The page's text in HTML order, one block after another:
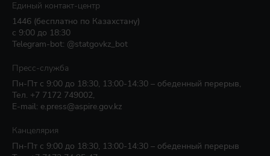
Единый контакт-центр
1446 (бесплатно по Казахстану)
с 9:00 до 18:30
Telegram-bot: @statgovkz_bot
Пресс-служба
Пн-Пт с 9:00 до 18:30, 13:00-14:30 – обеденный перерыв,
Тел. +7 7172 749002,
E-mail: e.press@aspire.gov.kz
Канцелярия
Пн-Пт с 9:00 до 18:30, 13:00-14:30 – обеденный перерыв